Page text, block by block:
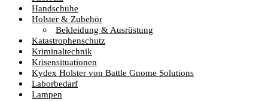
Handschuhe
Holster & Zubehör
Bekleidung & Ausrüstung
Katastrophenschutz
Kriminaltechnik
Krisensituationen
Kydex Holster von Battle Gnome Solutions
Laborbedarf
Lampen